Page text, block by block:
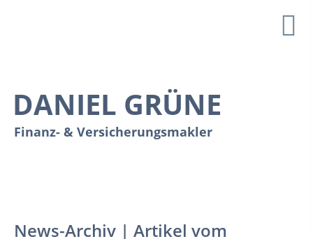
DANIEL GRÜNE
Finanz- & Versicherungsmakler
News-Archiv | Artikel vom